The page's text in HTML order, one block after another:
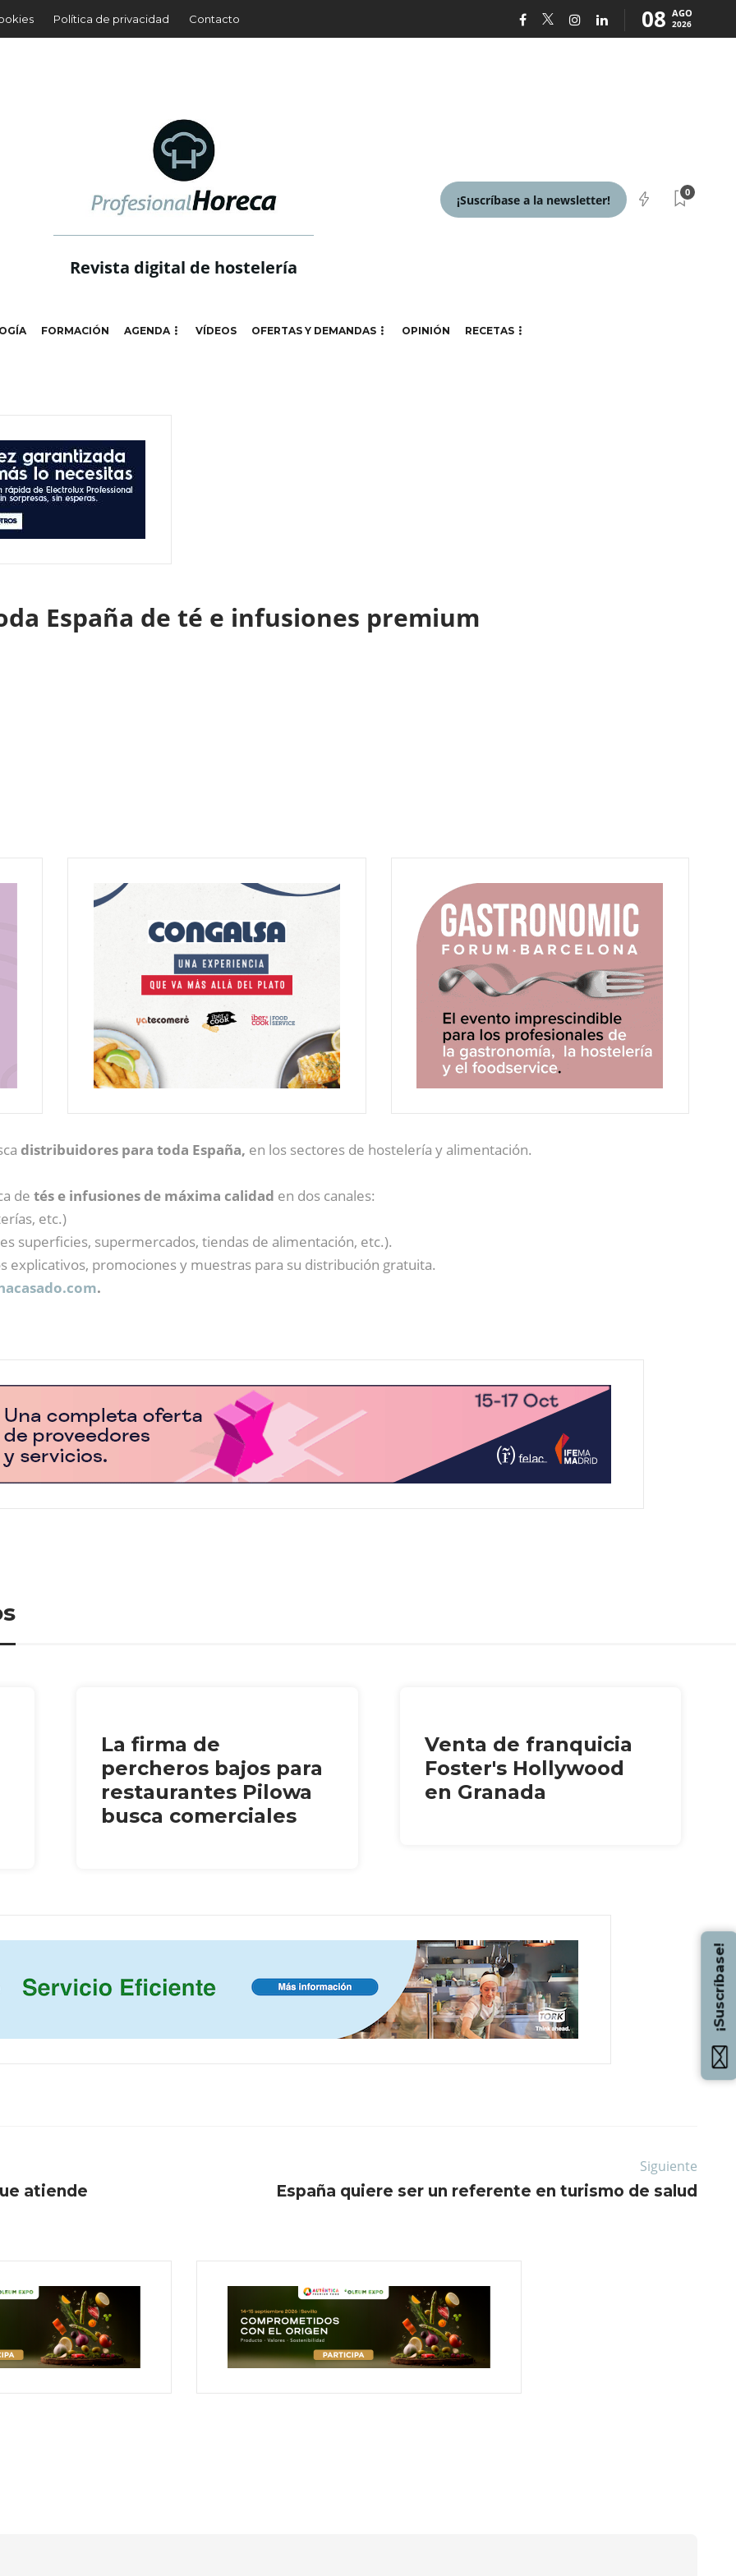
Política de privacidad Contacto 08 AGO
2026
Revista digital de hostelería
¡Suscríbase a la newsletter!
0
FORMACIÓN AGENDA VÍDEOS OFERTAS Y DEMANDAS OPINIÓN RECETAS
España de té e infusiones premium
distribuidores para toda España, en los sectores de hostelería y alimentación.
de tés e infusiones de máxima calidad en dos canales:
etc.)
superficies, supermercados, tiendas de alimentación, etc.).
explicativos, promociones y muestras para su distribución gratuita.
.
La firma de
percheros bajos para
restaurantes Pilowa
busca comerciales
Venta de franquicia
Foster's Hollywood
en Granada
atiende
Siguiente
España quiere ser un referente en turismo de salud
¡Suscríbase!